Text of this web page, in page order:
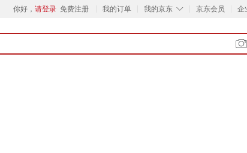
你好， 请登录 免费注册 我的订单 ◇
我的京东 京东会员 企